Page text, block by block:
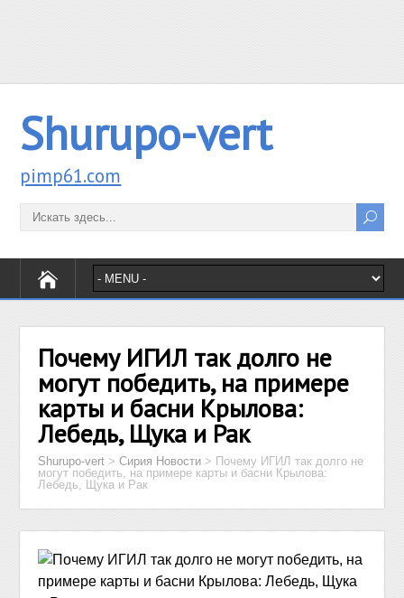
Shurupo-vert
pimp61.com
Почему ИГИЛ так долго не
могут победить, на примере
карты и басни Крылова:
Лебедь, Щука и Рак
Shurupo-vert >Сирия Новости > Почему ИГИЛ так долго не
могут победить, на примере карты и басни Крылова:
Лебедь, Щука и Рак